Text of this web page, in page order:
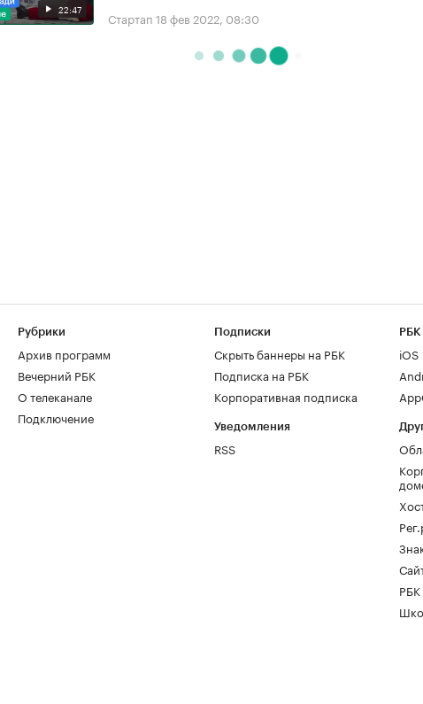
22:47 Стартап 18 фев 2022, 08:30
Рубрики
Архив программ
Вечерний РБК
О телеканале
Подключение
Подписки
Скрыть баннеры на РБК
Подписка на РБК
Корпоративная подписка
Уведомления
RSS
РБК
iOS